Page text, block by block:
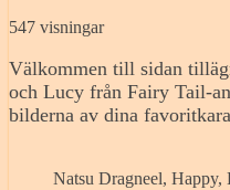
547 visningar
Välkommen till sidan
och Lucy från Fairy Tail-
bilderna av dina
Natsu Dragneel,